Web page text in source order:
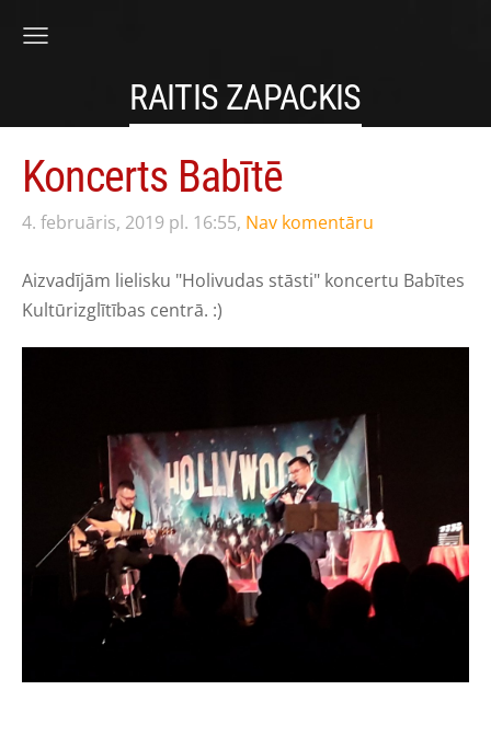
RAITIS ZAPACKIS
Koncerts Babītē
4. februāris, 2019 pl. 16:55, Nav komentāru
Aizvadījām lielisku "Holivudas stāsti" koncertu Babītes
Kultūrizglītības centrā. :)